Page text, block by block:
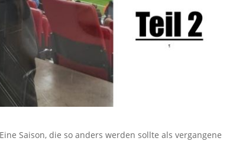
Saison, die so anders werden sollte als vergangene